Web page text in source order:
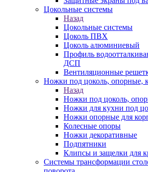
Цокольные системы
Назад
Цокольные системы
Цоколь ПВХ
Цоколь алюминиевый
Профиль
ДСП
Вентиляционные
Ножки под цоколь, опорные,
Назад
Ножки под цоколь,
Ножки для кухни под
Ножки опорные для
Колесные опоры
Ножки декоративные
Подпятники
Клипсы и защелки для
Системы трансформации